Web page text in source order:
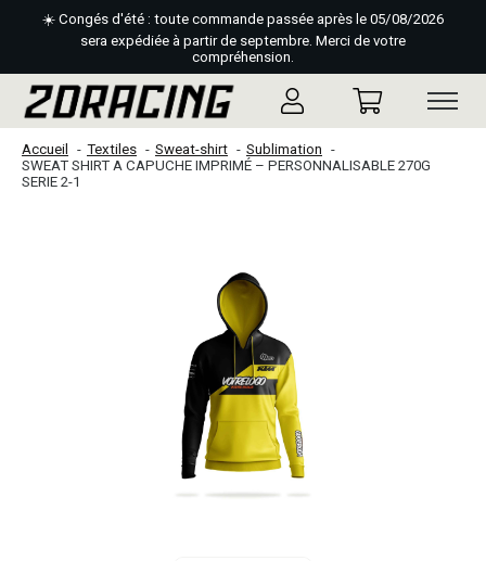
☀️ Congés d'été : toute commande passée après le 05/08/2026
sera expédiée à partir de septembre. Merci de votre
compréhension.
Accueil Textiles Sweat-shirt
Sublimation
SWEAT SHIRT A CAPUCHE IMPRIMÉ – PERSONNALISABLE 270G
SERIE 2-1